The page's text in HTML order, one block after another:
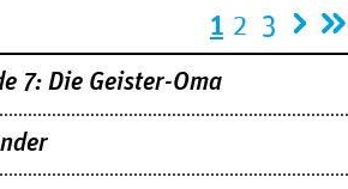
1 2 3
7: Die Geister-Oma